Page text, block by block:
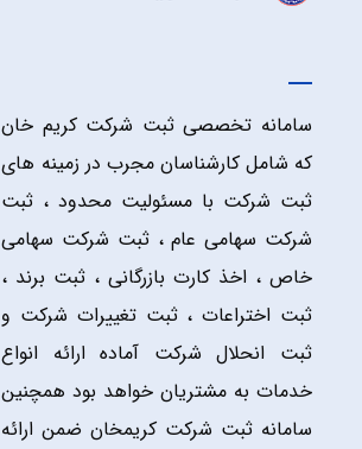
سامانه تخصصی ثبت شرکت کریم خان
که شامل کارشناسان مجرب در زمینه های
ثبت شرکت با مسئولیت محدود ، ثبت
شرکت سهامی عام ، ثبت شرکت سهامی
خاص ، اخذ کارت بازرگانی ، ثبت برند ،
ثبت اختراعات ، ثبت تغییرات شرکت و
ثبت انحلال شرکت آماده ارائه انواع
خدمات به مشتریان خواهد بود همچنین
سامانه ثبت شرکت کریمخان ضمن ارائه